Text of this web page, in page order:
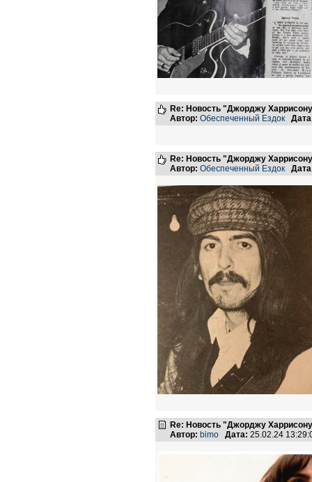
Re: Новость "Джорджу
Автор: Обеспеченный Ездок
Re: Новость "Джорджу
Автор: Обеспеченный Ездок
Re: Новость "Джорджу
Автор: bimo Дата: 25.02.24